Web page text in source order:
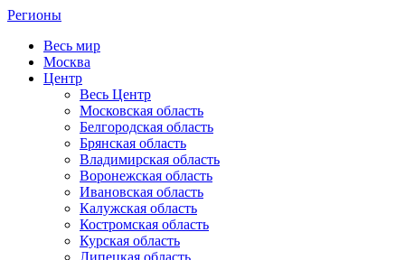
Регионы
Весь мир
Москва
Центр
Весь Центр
Московская область
Белгородская область
Брянская область
Владимирская область
Воронежская область
Ивановская область
Калужская область
Костромская область
Курская область
Липецкая область